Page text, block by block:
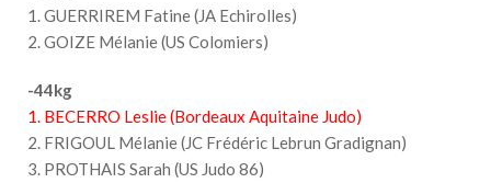
1. GUERRIREM Fatine (JA Echirolles)
2. GOIZE Mélanie (US Colomiers)
-44kg
1. BECERRO Leslie (Bordeaux Aquitaine Judo)
2. FRIGOUL Mélanie (JC Frédéric Lebrun Gradignan)
3. PROTHAIS Sarah (US Judo 86)